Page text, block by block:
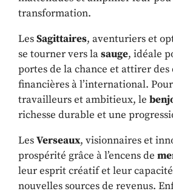
transformation.
LesSagittaires, aventuriers et
se tourner vers lasauge, idéale
portes de la chance et attirer
financières à l’international.
travailleurs et ambitieux, le
richesse durable et une
LesVerseaux, visionnaires et
prospérité grâce à l’encens de
leur esprit créatif et leur
nouvelles sources de revenus.